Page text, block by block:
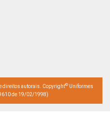
direitos autorais. Copyright© Uniformes
de 19/02/1998)